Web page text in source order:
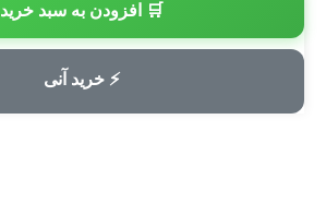
🛒 افزودن به سبد خرید
⚡ خرید آنی
💳 پرداخت امن